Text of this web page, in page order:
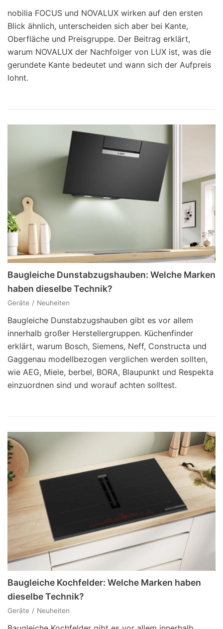
nobilia FOCUS und NOVALUX wirken auf den ersten
Blick ähnlich, unterscheiden sich aber bei Kante,
Oberfläche und Preisgruppe. Der Beitrag erklärt,
warum NOVALUX der Nachfolger von LUX ist, was die
gerundete Kante bedeutet und wann sich der Aufpreis
lohnt.
Baugleiche Dunstabzugshauben: Welche Marken
haben dieselbe Technik?
Geräte Neuheiten
Baugleiche Dunstabzugshauben gibt es vor allem
innerhalb großer Herstellergruppen. Küchenfinder
erklärt, warum Bosch, Siemens, Neff, Constructa und
Gaggenau modellbezogen verglichen werden sollten,
wie AEG, Miele, berbel, BORA, Blaupunkt und Respekta
einzuordnen sind und worauf achten solltest.
Baugleiche Kochfelder: Welche Marken haben
dieselbe Technik?
Geräte Neuheiten